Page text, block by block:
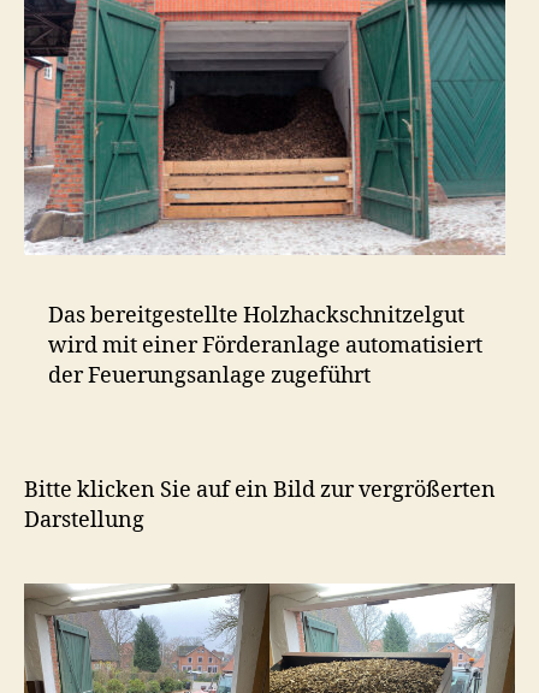
Das bereitgestellte Holzhackschnitzelgut
wird mit einer Förderanlage automatisiert
der Feuerungsanlage zugeführt
Bitte klicken Sie auf ein Bild zur vergrößerten
Darstellung